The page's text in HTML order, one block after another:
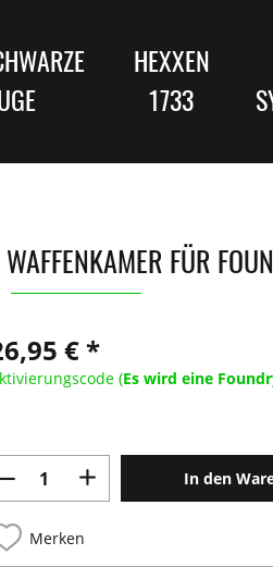
HEXXEN
1733
FÜR
€ *
(Es wird eine
In den
Merken